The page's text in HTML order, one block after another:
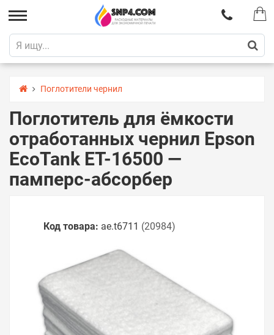
Поглотители чернил
Поглотитель для ёмкости
отработанных чернил Epson
EcoTank ET-16500 —
памперс-абсорбер
Код товара: ae.t6711 (20984)